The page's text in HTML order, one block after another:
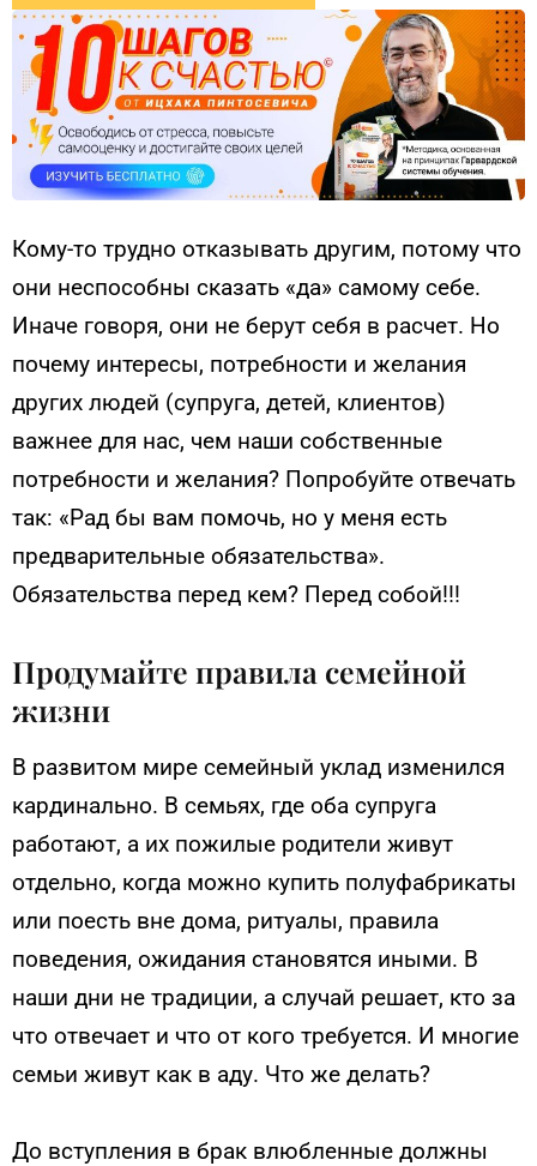
Кому-то трудно отказывать другим, потому что
они неспособны сказать «да» самому себе.
Иначе говоря, они не берут себя в расчет. Но
почему интересы, потребности и желания
других людей (супруга, детей, клиентов)
важнее для нас, чем наши собственные
потребности и желания? Попробуйте отвечать
так: «Рад бы вам помочь, но у меня есть
предварительные обязательства».
Обязательства перед кем? Перед собой!!!
Продумайте правила семейной
жизни
В развитом мире семейный уклад изменился
кардинально. В семьях, где оба супруга
работают, а их пожилые родители живут
отдельно, когда можно купить полуфабрикаты
или поесть вне дома, ритуалы, правила
поведения, ожидания становятся иными. В
наши дни не традиции, а случай решает, кто за
что отвечает и что от кого требуется. И многие
семьи живут как в аду. Что же делать?
До вступления в брак влюбленные должны